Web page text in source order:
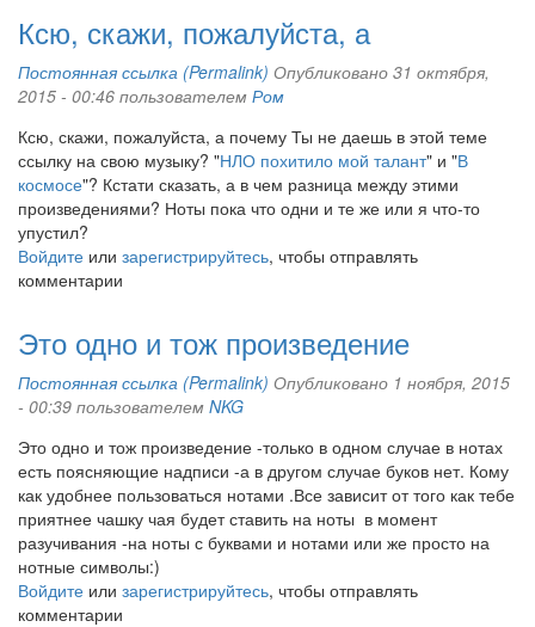
Ксю, скажи, пожалуйста, а
Постоянная ссылка (Permalink) Опубликовано 31 октября,
2015 - 00:46 пользователем Ром
Ксю, скажи, пожалуйста, а почему Ты не даешь в этой теме
ссылку на свою музыку? "НЛО похитило мой талант" и "В
космосе"? Кстати сказать, а в чем разница между этими
произведениями? Ноты пока что одни и те же или я что-то
упустил?
Войдите или зарегистрируйтесь, чтобы отправлять
комментарии
Это одно и тож произведение
Постоянная ссылка (Permalink) Опубликовано 1 ноября, 2015
- 00:39 пользователем NKG
Это одно и тож произведение -только в одном случае в нотах
есть поясняющие надписи -а в другом случае буков нет. Кому
как удобнее пользоваться нотами .Все зависит от того как тебе
приятнее чашку чая будет ставить на ноты в момент
разучивания -на ноты с буквами и нотами или же просто на
нотные символы:)
Войдите или зарегистрируйтесь, чтобы отправлять
комментарии